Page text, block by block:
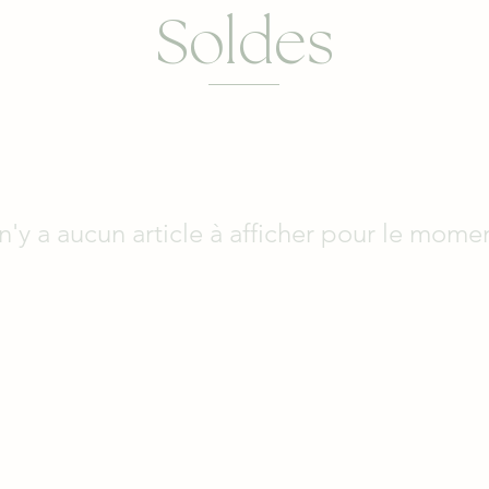
Soldes
a aucun article à afficher pour le